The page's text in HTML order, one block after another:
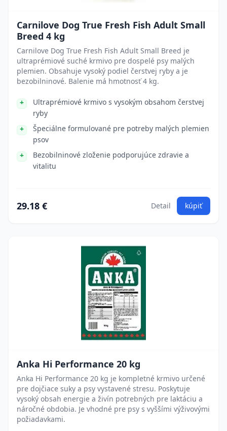
Carnilove Dog True Fresh Fish Adult Small
Breed 4 kg
Carnilove Dog True Fresh Fish Adult Small Breed je
ultraprémiové suché krmivo pre dospelé psy malých
plemien. Obsahuje vysoký podiel čerstvej ryby a je
bezobilninové. Balenie má hmotnosť 4 kg.
Ultraprémiové krmivo s vysokým obsahom čerstvej
ryby
Špeciálne formulované pre potreby malých plemien
psov
Bezobilninové zloženie podporujúce zdravie a
vitalitu
29.18 € Detail kúpiť
Anka Hi Performance 20 kg
Anka Hi Performance 20 kg je kompletné krmivo určené
pre dojčiace suky a psy vystavené stresu. Poskytuje
vysoký obsah energie a živín potrebných pre laktáciu a
náročné obdobia. Je vhodné pre psy s vyššími výživovými
požiadavkami.